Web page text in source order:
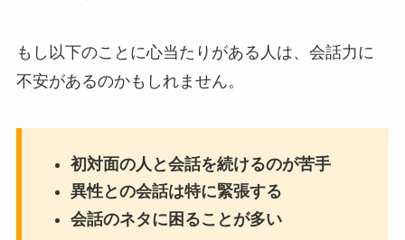
もし以下のことに心当たりがある人は、会話力に
不安があるのかもしれません。
初対面の人と会話を続けるのが苦手
異性との会話は特に緊張する
会話のネタに困ることが多い